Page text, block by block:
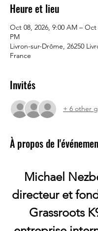
Heure et lieu
Oct 08, 2026, 9:00 AM – Oct
PM
Livron-sur-Drôme, 26250
France
Invités
+ 6 other
À propos de
Michael
directeur et
Grassroots